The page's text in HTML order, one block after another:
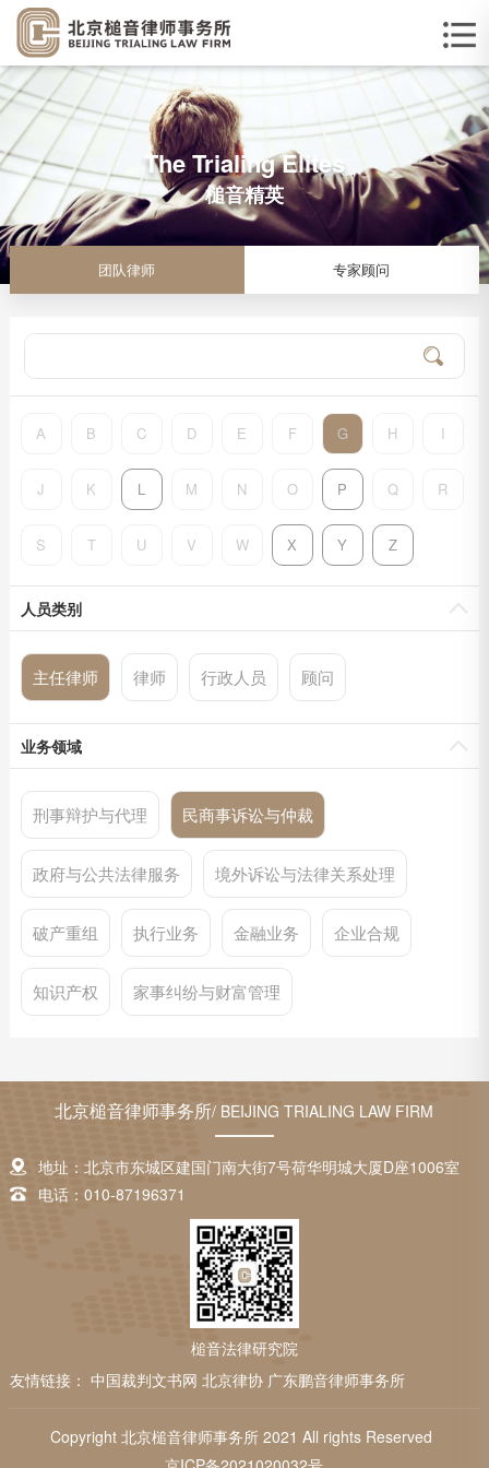
The Trialing Elites
槌音精英
团队律师 专家顾问
A B C D E F G H I
J K L M N O P Q R
S T U V W X Y Z
人员类别
主任律师 律师 行政人员 顾问
业务领域
刑事辩护与代理 民商事诉讼与仲裁
政府与公共法律服务 境外诉讼与法律关系处理
破产重组 执行业务 金融业务 企业合规
知识产权 家事纠纷与财富管理
北京槌音律师事务所/ BEIJING TRIALING LAW FIRM
地址：北京市东城区建国门南大街7号荷华明城大厦D座1006室
电话：010-87196371
槌音法律研究院
友情链接： 中国裁判文书网 北京律协 广东鹏音律师事务所
Copyright 北京槌音律师事务所 2021 All rights Reserved